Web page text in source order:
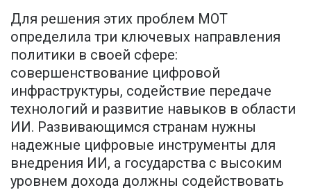
Для решения этих проблем МОТ
определила три ключевых направления
политики в своей сфере:
совершенствование цифровой
инфраструктуры, содействие передаче
технологий и развитие навыков в области
ИИ. Развивающимся странам нужны
надежные цифровые инструменты для
внедрения ИИ, а государства с высоким
уровнем дохода должны содействовать